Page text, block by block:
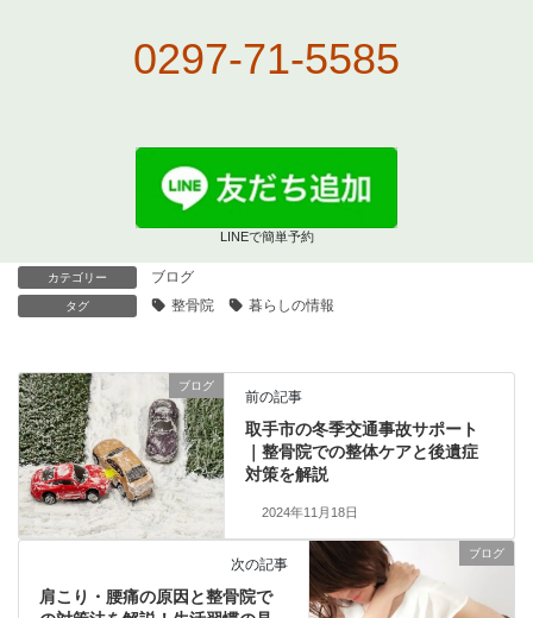
0297-71-5585
LINEで簡単予約
カテゴリー ブログ
タグ 整骨院 暮らしの情報
ブログ
前の記事
取手市の冬季交通事故サポート
｜整骨院での整体ケアと後遺症
対策を解説
2024年11月18日
ブログ
次の記事
肩こり・腰痛の原因と整骨院で